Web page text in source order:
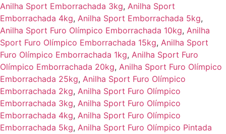
Anilha Sport Emborrachada 3kg, Anilha Sport
Emborrachada 4kg, Anilha Sport Emborrachada 5kg,
Anilha Sport Furo Olímpico Emborrachada 10kg, Anilha
Sport Furo Olímpico Emborrachada 15kg, Anilha Sport
Furo Olímpico Emborrachada 1kg, Anilha Sport Furo
Olímpico Emborrachada 20kg, Anilha Sport Furo Olímpico
Emborrachada 25kg, Anilha Sport Furo Olímpico
Emborrachada 2kg, Anilha Sport Furo Olímpico
Emborrachada 3kg, Anilha Sport Furo Olímpico
Emborrachada 4kg, Anilha Sport Furo Olímpico
Emborrachada 5kg, Anilha Sport Furo Olímpico Pintada